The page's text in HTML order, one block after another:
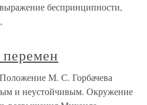
беспринципности,
М. С. Горбачева
и неустойчивым. Окружение